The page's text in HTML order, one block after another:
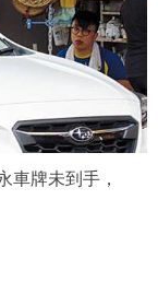
車牌未到手，